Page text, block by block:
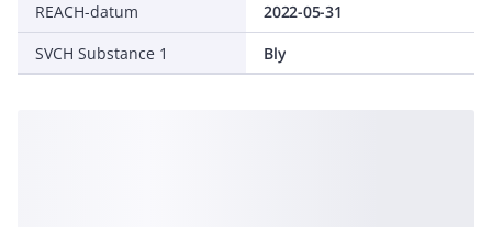
REACH-datum
2022-05-31
SVCH Substance 1
Bly